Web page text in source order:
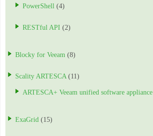
PowerShell (4)
RESTful API (2)
Blocky for Veeam (8)
Scality ARTESCA (11)
ARTESCA+ Veeam unified software appliance
ExaGrid (15)